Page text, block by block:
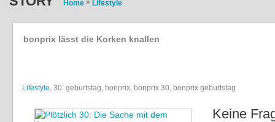
Home » Lifestyle
bonprix lässt die Korken knallen
Lifestyle, 30. geburtstag, bonprix, bonprix 30, bonprix geburtstag
Keine